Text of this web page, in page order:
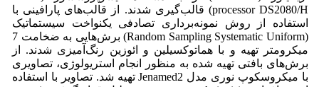
processor DS2080/H) قالب‌گیری شدند. از قالب‌های پارافینی با
استفاده از روش نمونه‌برداری تصادفی یکنواخت سیستماتیک
(Random Sampling Systematic Uniform) برش‌هایی به ضخامت 7
میکرومتر تهیه و با هماتوکسیلین و ائوزین رنگ‌آمیزی شدند. از
برش‌های بافتی تهیه شده به منظور انجام استریولوژی، تصاویری
با میکروسکوپ نوری مدل Jenamed2 تهیه شد. تصاویر با استفاده